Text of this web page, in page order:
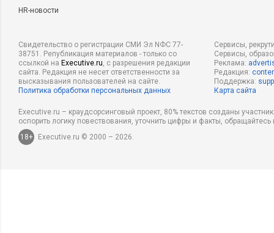
HR-новости
Свидетельство о регистрации СМИ Эл NФС 77-
38751. Републикация материалов - только со
ссылкой на Executive.ru, с разрешения редакции
сайта. Редакция не несет ответственности за
высказывания пользователей на сайте.
Политика обработки персональных данных
Сервисы,
Сервисы,
Реклама:
Редакция:
Поддержка:
Карта сайта
Executive.ru – краудсорсинговый проект, 80% текстов созданы
оспорить логику повествования, уточнить цифры и факты,
18+
Executive.ru © 2000 – 2026.